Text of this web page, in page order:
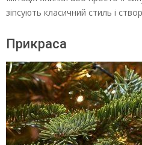
зіпсують класичний стиль і
Прикраса